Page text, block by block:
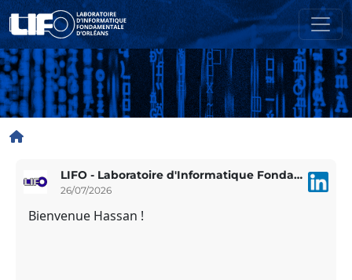
Aller au contenu principal
Fil d'Ariane
LIFO - Laboratoire d'Informatique Fondamentale d'Orléans
26/07/2026
Bienvenue Hassan !